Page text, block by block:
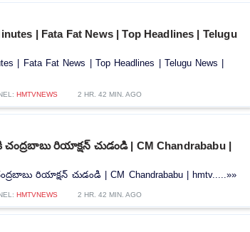
| Fata Fat News | Top Headlines | Telugu
| Fata Fat News | Top Headlines | Telugu News |
HMTVNEWS 2 HR. 42 MIN. AGO
రియాక్షన్ చుడండి | CM Chandrababu |
రియాక్షన్ చుడండి | CM Chandrababu | hmtv.....»»
HMTVNEWS 2 HR. 42 MIN. AGO